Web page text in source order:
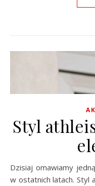
Styl
Dzisiaj omawiamy jedną z mocnych tendencji popularnych
w ostatnich latach. Styl